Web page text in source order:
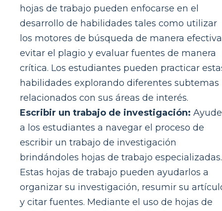
hojas de trabajo pueden enfocarse en el
desarrollo de habilidades tales como utilizar
los motores de búsqueda de manera
evitar el plagio y evaluar fuentes de manera
crítica. Los estudiantes pueden practicar
habilidades explorando diferentes subtemas
relacionados con sus áreas de interés.
Escribir un trabajo de investigación: Ayude
a los estudiantes a navegar el proceso de
escribir un trabajo de investigación
brindándoles hojas de trabajo especializadas.
Estas hojas de trabajo pueden ayudarlos a
organizar su investigación, resumir su
y citar fuentes. Mediante el uso de hojas de